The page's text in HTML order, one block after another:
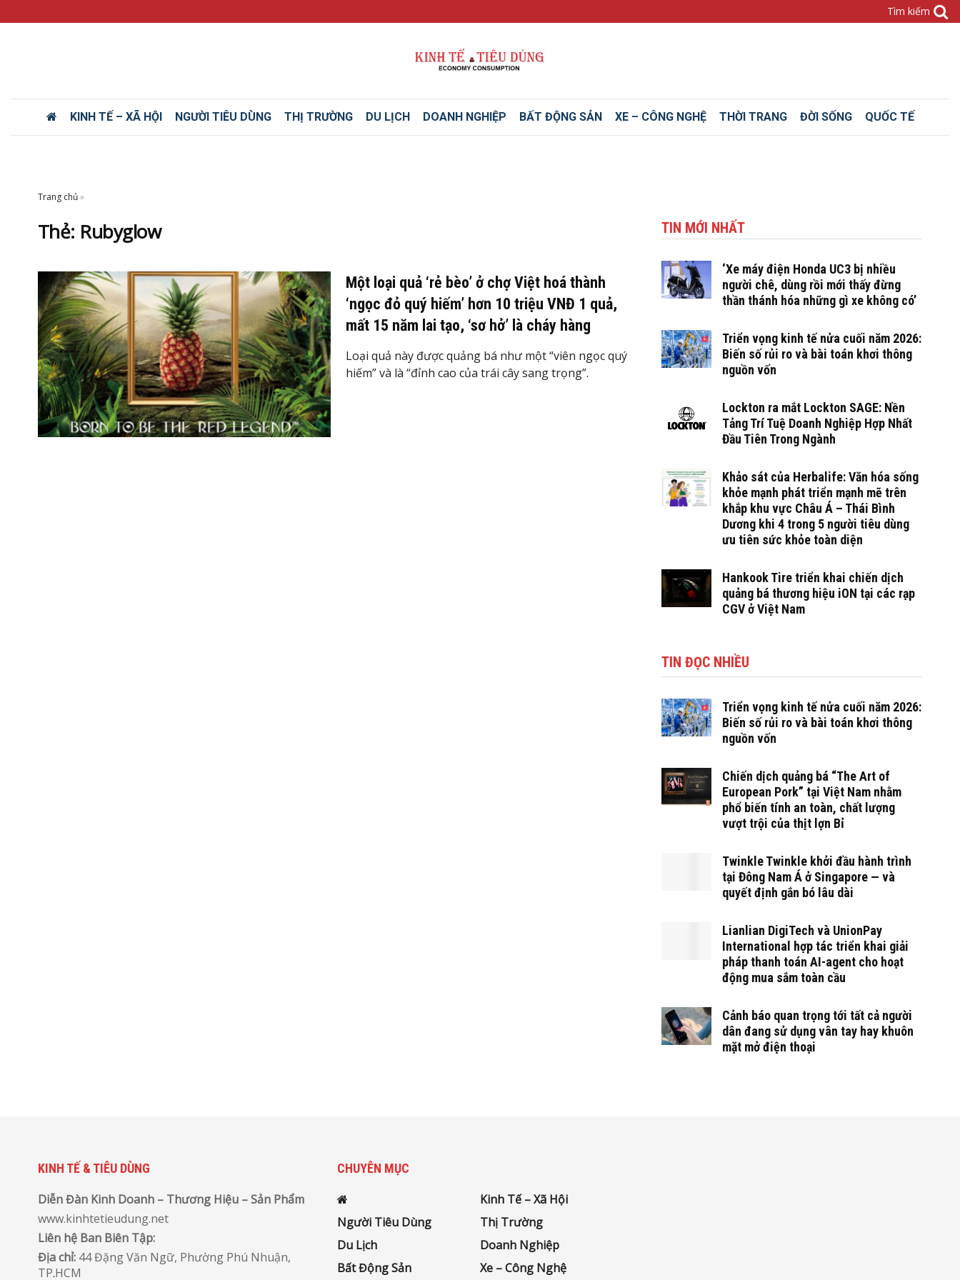
KINH TẾ – XÃ HỘI NGƯỜI TIÊU DÙNG THỊ TRƯỜNG DU LỊCH DOANH NGHIỆP BẤT ĐỘNG SẢN XE – CÔNG NGHỆ THỜI TRANG ĐỜI SỐNG QUỐC TẾ
Trang chủ»
Thẻ: Rubyglow
Một loại quả ‘rẻ bèo’ ở chợ Việt hoá thành
‘ngọc đỏ quý hiếm’ hơn 10 triệu VNĐ 1 quả,
mất 15 năm lai tạo, ‘sơ hở’ là cháy hàng
Loại quả này được quảng bá như một “viên ngọc quý
hiếm” và là “đỉnh cao của trái cây sang trọng”.
TIN MỚI NHẤT
‘Xe máy điện Honda UC3 bị nhiều
người chê, dùng rồi mới thấy đừng
thần thánh hóa những gì xe không có’
Triển vọng kinh tế nửa cuối năm 2026:
Biến số rủi ro và bài toán khơi thông
nguồn vốn
Lockton ra mắt Lockton SAGE: Nền
Tảng Trí Tuệ Doanh Nghiệp Hợp Nhất
Đầu Tiên Trong Ngành
Khảo sát của Herbalife: Văn hóa sống
khỏe mạnh phát triển mạnh mẽ trên
khắp khu vực Châu Á – Thái Bình
Dương khi 4 trong 5 người tiêu dùng
ưu tiên sức khỏe toàn diện
Hankook Tire triển khai chiến dịch
quảng bá thương hiệu iON tại các rạp
CGV ở Việt Nam
TIN ĐỌC NHIỀU
Triển vọng kinh tế nửa cuối năm 2026:
Biến số rủi ro và bài toán khơi thông
nguồn vốn
Chiến dịch quảng bá “The Art of
European Pork” tại Việt Nam nhằm
phổ biến tính an toàn, chất lượng
vượt trội của thịt lợn Bỉ
Twinkle Twinkle khởi đầu hành trình
tại Đông Nam Á ở Singapore — và
quyết định gắn bó lâu dài
Lianlian DigiTech và UnionPay
International hợp tác triển khai giải
pháp thanh toán AI-agent cho hoạt
động mua sắm toàn cầu
Cảnh báo quan trọng tới tất cả người
dân đang sử dụng vân tay hay khuôn
mặt mở điện thoại
KINH TẾ & TIÊU DÙNG
Diễn Đàn Kinh Doanh – Thương Hiệu – Sản Phẩm
www.kinhtetieudung.net
Liên hệ Ban Biên Tập:
Địa chỉ: 44 Đặng Văn Ngữ, Phường Phú Nhuận,
TP.HCM
CHUYÊN MỤC
Kinh Tế – Xã Hội
Người Tiêu Dùng
Thị Trường
Du Lịch
Doanh Nghiệp
Bất Động Sản
Xe – Công Nghệ